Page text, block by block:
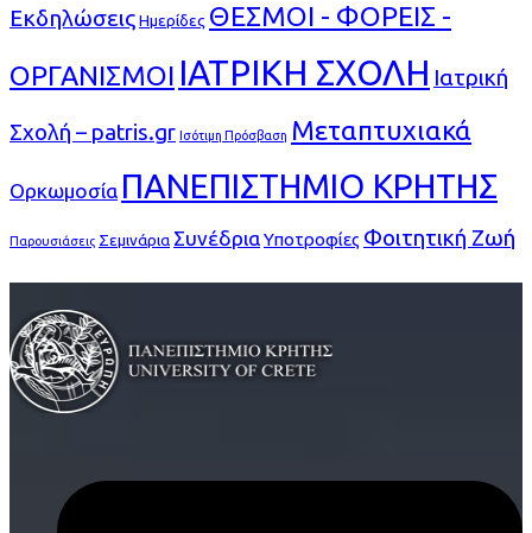
ΕκδηλώσειςΗμερίδες ΘΕΣΜΟΙ - ΦΟΡΕΙΣ -
ΟΡΓΑΝΙΣΜΟΙ ΙΑΤΡΙΚΗ ΣΧΟΛΗ Ιατρική
Σχολή – patris.gr Ισότιμη Πρόσβαση Μεταπτυχιακά
Ορκωμοσία ΠΑΝΕΠΙΣΤΗΜΙΟ ΚΡΗΤΗΣ
Παρουσιάσεις Σεμινάρια ΣυνέδριαΥποτροφίες Φοιτητική Ζωή